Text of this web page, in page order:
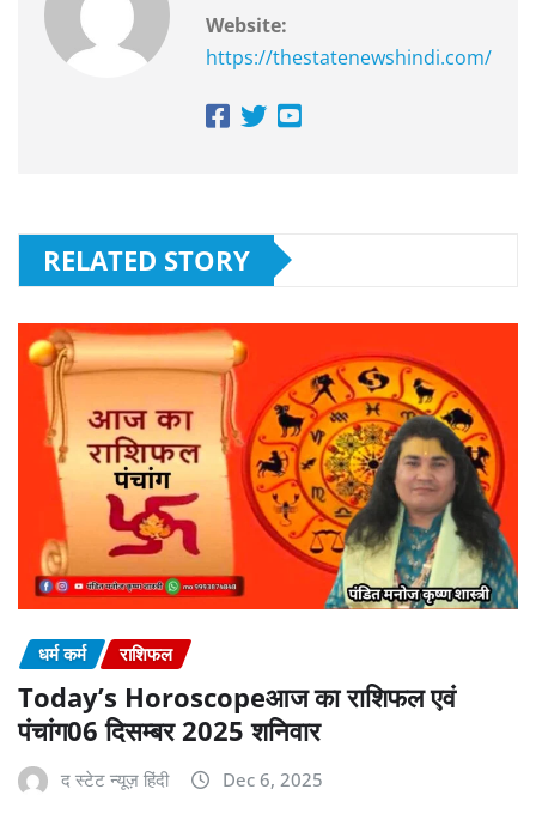
Website:
https://thestatenewshindi.com/
RELATED STORY
धर्म कर्म राशिफल
Today’s Horoscopeआज का राशिफल एवं
पंचांग06 दिसम्बर 2025 शनिवार
द स्टेट न्यूज़ हिंदी Dec 6, 2025